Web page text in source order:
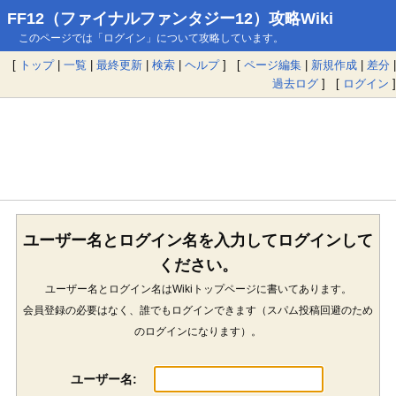
FF12（ファイナルファンタジー12）攻略Wiki
このページでは「ログイン」について攻略しています。
[ トップ| 一覧 | 最終更新 | 検索 | ヘルプ] [ ページ編集 | 新規作成 | 差分 |
過去ログ ] [ ログイン ]
ユーザー名とログイン名を入力してログインして
ください。
ユーザー名とログイン名はWikiトップページに書いてあります。
会員登録の必要はなく、誰でもログインできます（スパム投稿回避のため
のログインになります）。
ユーザー名: